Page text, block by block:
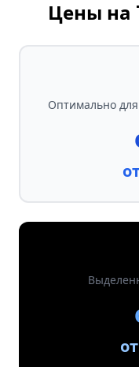
Цены на
Оптимально